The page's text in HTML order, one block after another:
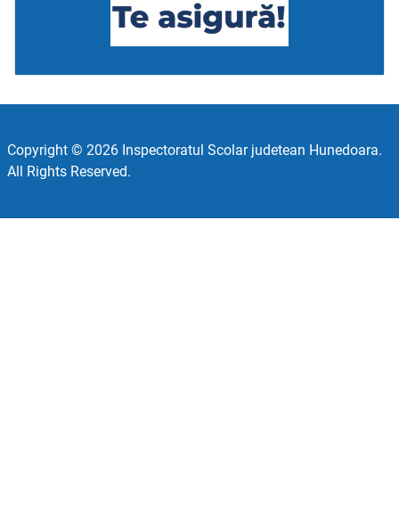
Copyright © 2026 Inspectoratul Scolar judetean Hunedoara.
All Rights Reserved.